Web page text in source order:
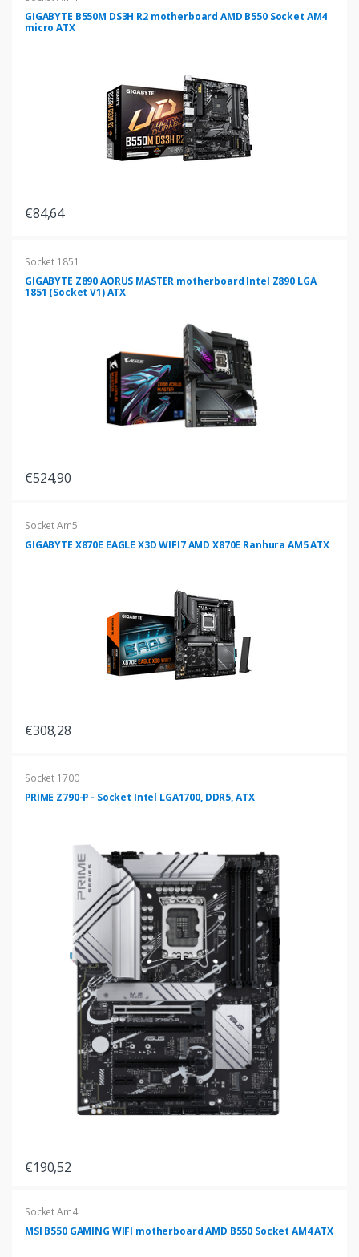
GIGABYTE B550M DS3H R2 motherboard AMD B550 Socket AM4
micro ATX
€84,64
Socket 1851
GIGABYTE Z890 AORUS MASTER motherboard Intel Z890 LGA
1851 (Socket V1) ATX
€524,90
Socket Am5
GIGABYTE X870E EAGLE X3D WIFI7 AMD X870E Ranhura AM5 ATX
€308,28
Socket 1700
PRIME Z790-P - Socket Intel LGA1700, DDR5, ATX
€190,52
Socket Am4
MSI B550 GAMING WIFI motherboard AMD B550 Socket AM4 ATX